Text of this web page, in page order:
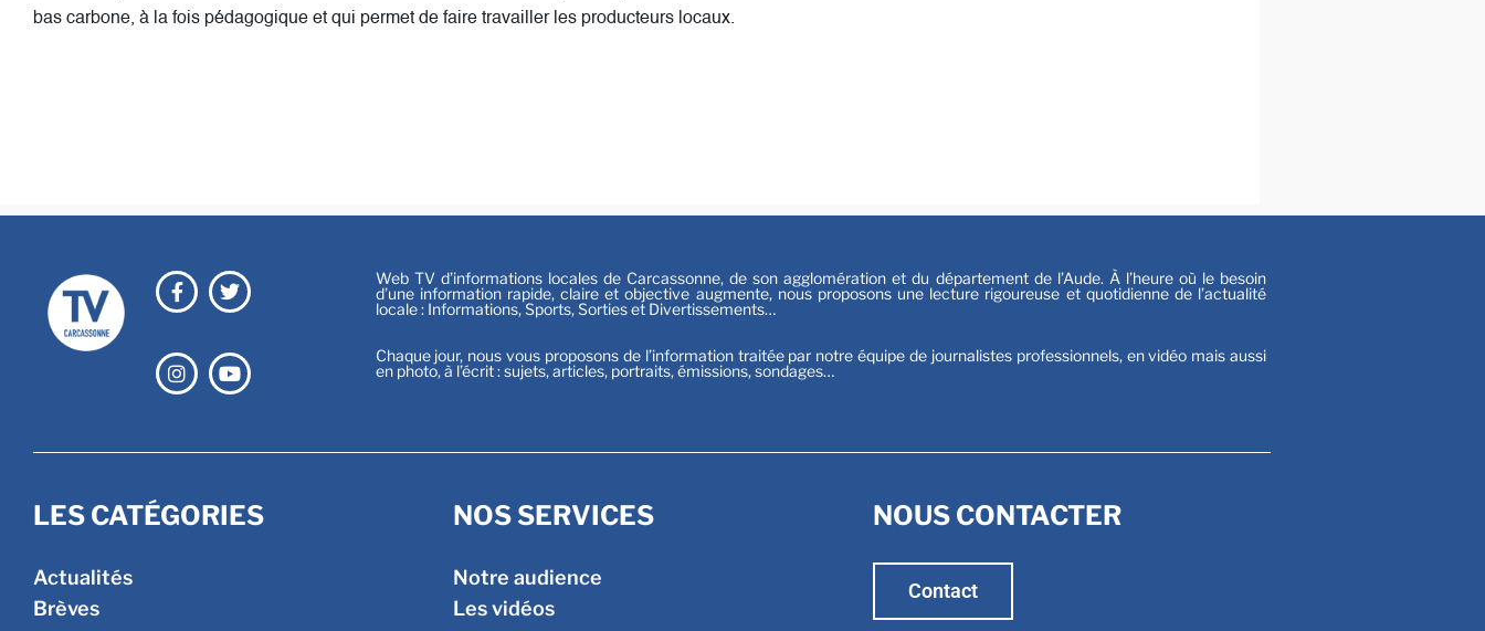
bas carbone, à la fois pédagogique et qui permet de faire travailler les producteurs locaux.
Web TV d’informations locales de Carcassonne, de son agglomération et du département de l’Aude. À l’heure où le besoin
d’une information rapide, claire et objective augmente, nous proposons une lecture rigoureuse et quotidienne de l’actualité
locale : Informations, Sports, Sorties et Divertissements…
Chaque jour, nous vous proposons de l’information traitée par notre équipe de journalistes professionnels, en vidéo mais aussi
en photo, à l’écrit : sujets, articles, portraits, émissions, sondages…
LES CATÉGORIES
Actualités
Brèves
NOS SERVICES
Notre audience
Les vidéos
NOUS CONTACTER
Contact